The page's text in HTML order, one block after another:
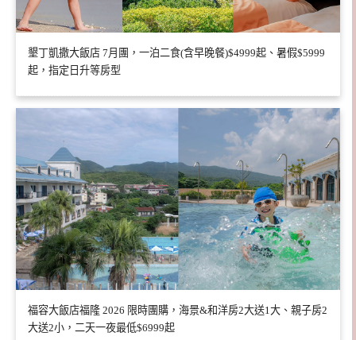
墾丁凱撒大飯店 7月團，一泊二食(含早晚餐)$4999起、暑假$5999
起，指定日升等房型
福容大飯店福隆 2026 限時團購，海景&和洋房2大送1大、親子房2
大送2小，二天一夜最低$6999起